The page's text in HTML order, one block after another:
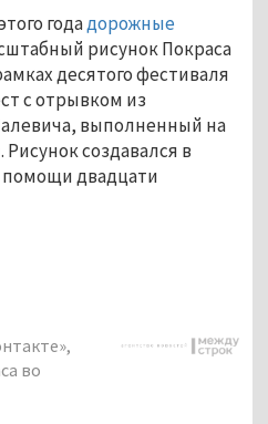
годадорожные
рисунок Покраса
десятого фестиваля
с отрывком из
выполненный на
создавался в
помощи двадцати
во